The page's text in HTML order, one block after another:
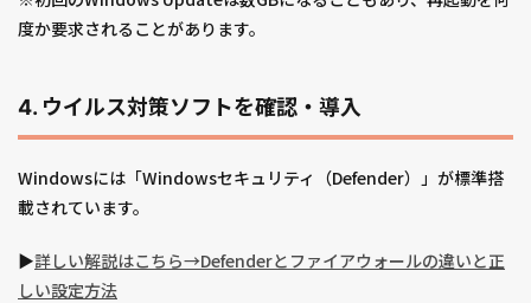
度か要求されることがあります。
4. ウイルス対策ソフトを確認・導入
Windowsには「Windowsセキュリティ（Defender）」が標準搭
載されています。
▶︎詳しい解説はこちら→Defenderとファイアウォールの違いと正
しい設定方法